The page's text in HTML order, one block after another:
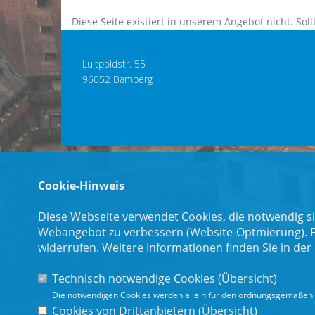
Diese Seite existiert in unserem Angebot nicht.
Luitpoldstr. 55
96052 Bamberg
Cookie-Hinweis
Diese Webseite verwendet Cookies, die
Webangebot zu verbessern (Website-
widerrufen. Weitere Informationen finden Sie in der
Technisch notwendige Cookies (Übersicht)
Die notwendigen Cookies werden allein für den
Cookies von Drittanbietern (Übersicht)